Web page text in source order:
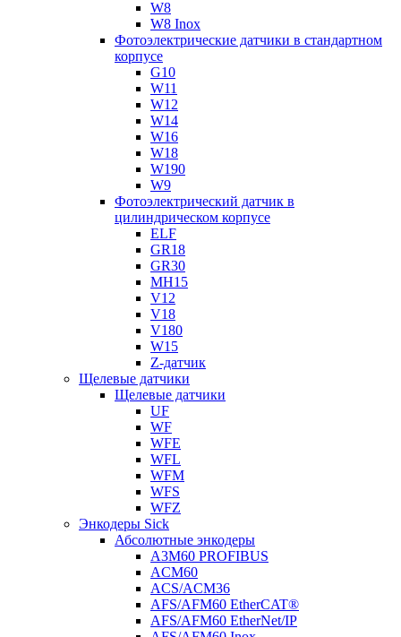
W8
W8 Inox
Фотоэлектрические датчики в стандартном
корпусе
G10
W11
W12
W14
W16
W18
W190
W9
Фотоэлектрический датчик в
цилиндрическом корпусе
ELF
GR18
GR30
MH15
V12
V18
V180
W15
Z-датчик
Щелевые датчики
Щелевые датчики
UF
WF
WFE
WFL
WFM
WFS
WFZ
Энкодеры Sick
Абсолютные энкодеры
A3M60 PROFIBUS
ACM60
ACS/ACM36
AFS/AFM60 EtherCAT®
AFS/AFM60 EtherNet/IP